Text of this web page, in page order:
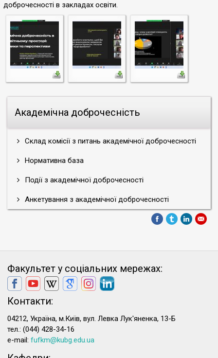
Академічна доброчесність
Склад комісії з питань академічної доброчесності
Нормативна база
Події з академічної доброчесності
Анкетування з академічної доброчесності
доброчесності в закладах освіти.
Факультет у соціальних мережах:
Контакти:
04212, Україна, м.Київ, вул. Левка Лук'яненка, 13-Б
тел.: (044) 428-34-16
e-mail: fufkm@kubg.edu.ua